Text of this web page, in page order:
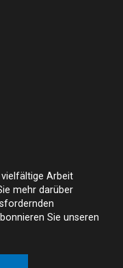
Arbeit
mehr darüber
Sie unseren